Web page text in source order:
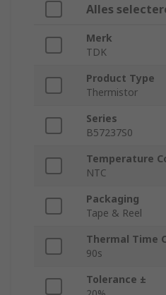
Alles
Merk
TDK
Product Type
Thermistor
Series
B57237S0
Temperature
NTC
Packaging
Tape & Reel
Thermal Time
90s
Tolerance ±